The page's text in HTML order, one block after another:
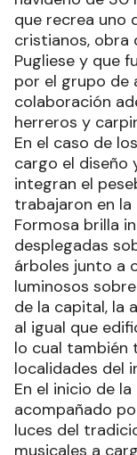
que recrea uno
cristianos, obra
Pugliese y que
por el grupo de
colaboración
herreros y
En el caso de
cargo el diseño
integran el
trabajaron en
Formosa brilla
desplegadas
árboles junto a
luminosos
de la capital, la
al igual que
lo cual también
localidades del
En el inicio de
acompañado
luces del
musicales a